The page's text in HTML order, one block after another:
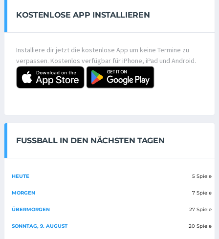
KOSTENLOSE APP INSTALLIEREN
Installiere dir jetzt die kostenlose App um keine Termine zu
verpassen. Kostenlos verfügbar für iPhone, iPad und Android.
FUSSBALL IN DEN NÄCHSTEN TAGEN
HEUTE 5 Spiele
MORGEN 7 Spiele
ÜBERMORGEN 27 Spiele
SONNTAG, 9. AUGUST 20 Spiele